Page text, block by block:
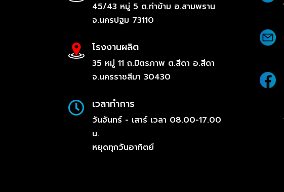
45/43 หมู่ 5 ต.ท่าข้าม อ.สามพราน
จ.นครปฐม 73110
โรงงานผลิต
35 หมู่ 11 ถ.มิตรภาพ ต.สีดา อ.สีดา
จ.นครราชสีมา 30430
 เวลาทำการ
วันจันทร์ - เสาร์ เวลา 08.00-17.00
น.
หยุดทุกวันอาทิตย์